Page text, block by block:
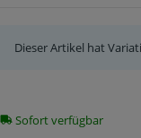
Dieser Artikel hat
Sofort verfügbar